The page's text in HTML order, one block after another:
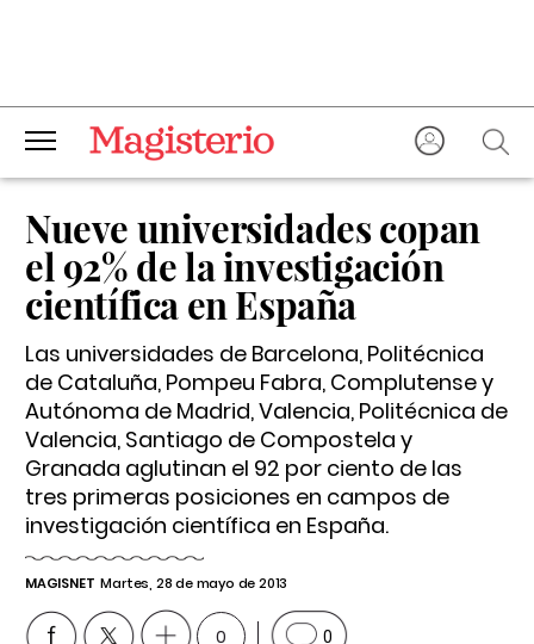
Nueve universidades copan
el 92% de la investigación
científica en España
Las universidades de Barcelona, Politécnica
de Cataluña, Pompeu Fabra, Complutense y
Autónoma de Madrid, Valencia, Politécnica de
Valencia, Santiago de Compostela y
Granada aglutinan el 92 por ciento de las
tres primeras posiciones en campos de
investigación científica en España.
MAGISNET Martes, 28 de mayo de 2013
0 0